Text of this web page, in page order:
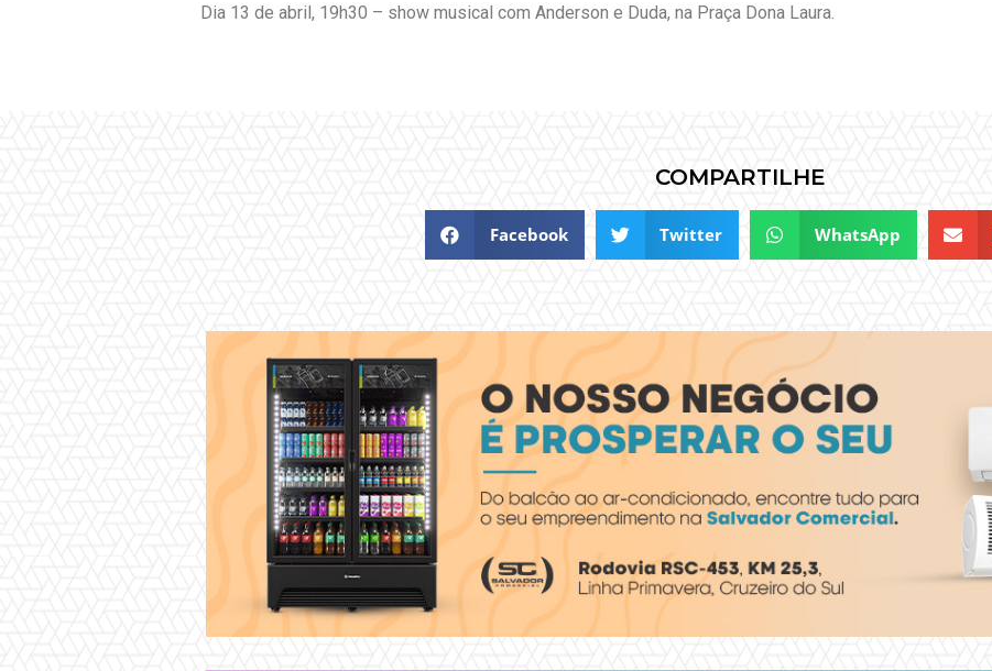
Dia 13 de abril, 19h30 – show musical com Anderson e Duda, na Praça Dona Laura.
COMPARTILHE
Facebook Twitter WhatsApp